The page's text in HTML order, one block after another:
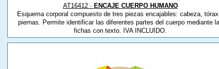
AT16412 · ENCAJE CUERPO HUMANO
Esquema corporal compuesto de tres piezas encajables: cabeza,
piernas. Permite identificar las diferentes partes del cuerpo mediante
fichas con texto. IVA INCLUIDO.